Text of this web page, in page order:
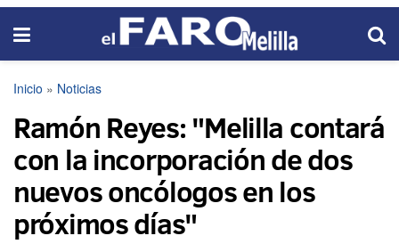
Inicio » Noticias
Ramón Reyes: "Melilla contará
con la incorporación de dos
nuevos oncólogos en los
próximos días"